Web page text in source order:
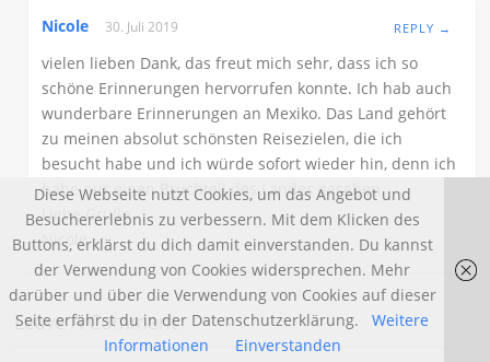
Nicole 30. Juli 2019 REPLY →
vielen lieben Dank, das freut mich sehr, dass ich so
schöne Erinnerungen hervorrufen konnte. Ich hab auch
wunderbare Erinnerungen an Mexiko. Das Land gehört
zu meinen absolut schönsten Reisezielen, die ich
besucht habe und ich würde sofort wieder hin, denn ich
habe nur einen Bruchteil des Landes gesehen.
Liebe Grüße
Nicole
Leave A Comment
Diese Webseite nutzt Cookies, um das Angebot und
Besuchererlebnis zu verbessern. Mit dem Klicken des
Buttons, erklärst du dich damit einverstanden. Du kannst
der Verwendung von Cookies widersprechen. Mehr
darüber und über die Verwendung von Cookies auf dieser
Seite erfährst du in der Datenschutzerklärung.
Weitere
Informationen
Einverstanden